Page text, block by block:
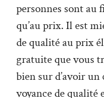
personnes sont au
qu’au prix. Il est
de qualité au prix
gratuite que vous
bien sur d’avoir
voyance de qualité